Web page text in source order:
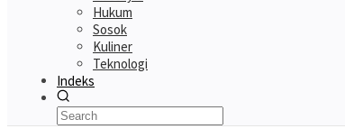
Hukum
Sosok
Kuliner
Teknologi
Indeks